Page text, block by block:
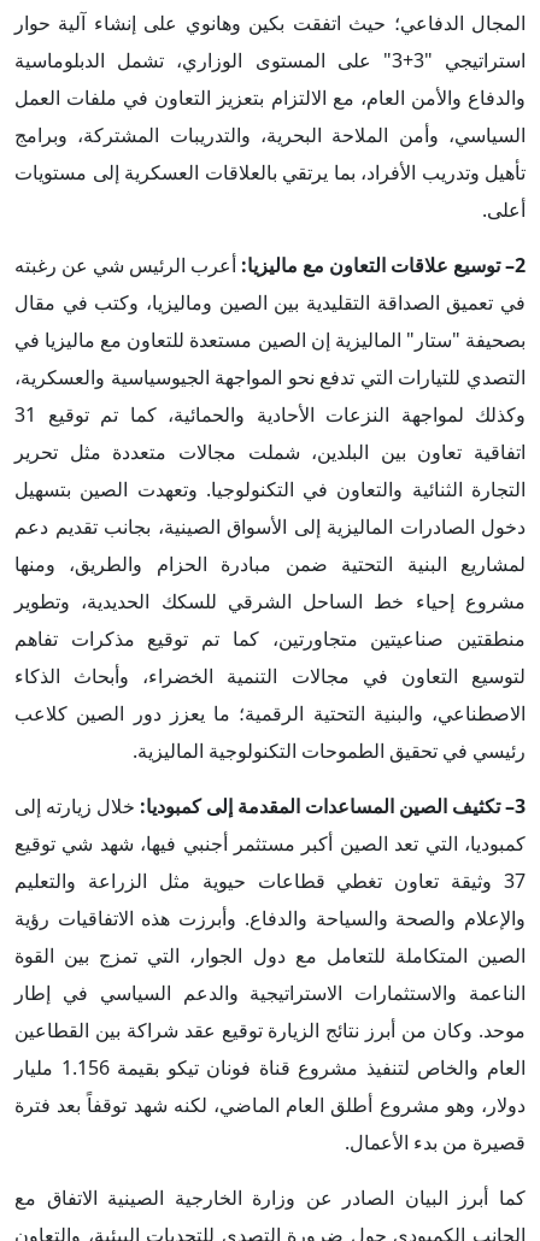
المجال الدفاعي؛ حيث اتفقت بكين وهانوي على إنشاء آلية حوار
استراتيجي "3+3" على المستوى الوزاري، تشمل الدبلوماسية
والدفاع والأمن العام، مع الالتزام بتعزيز التعاون في ملفات العمل
السياسي، وأمن الملاحة البحرية، والتدريبات المشتركة، وبرامج
تأهيل وتدريب الأفراد، بما يرتقي بالعلاقات العسكرية إلى مستويات
أعلى.
2– توسيع علاقات التعاون مع ماليزيا:
أعرب الرئيس شي عن رغبته
في تعميق الصداقة التقليدية بين الصين وماليزيا، وكتب في مقال
بصحيفة "ستار" الماليزية إن الصين مستعدة للتعاون مع ماليزيا في
التصدي للتيارات التي تدفع نحو المواجهة الجيوسياسية والعسكرية،
وكذلك لمواجهة النزعات الأحادية والحمائية، كما تم توقيع 31
اتفاقية تعاون بين البلدين، شملت مجالات متعددة مثل تحرير
التجارة الثنائية والتعاون في التكنولوجيا. وتعهدت الصين بتسهيل
دخول الصادرات الماليزية إلى الأسواق الصينية، بجانب تقديم دعم
لمشاريع البنية التحتية ضمن مبادرة الحزام والطريق، ومنها
مشروع إحياء خط الساحل الشرقي للسكك الحديدية، وتطوير
منطقتين صناعيتين متجاورتين، كما تم توقيع مذكرات تفاهم
لتوسيع التعاون في مجالات التنمية الخضراء، وأبحاث الذكاء
الاصطناعي، والبنية التحتية الرقمية؛ ما يعزز دور الصين كلاعب
رئيسي في تحقيق الطموحات التكنولوجية الماليزية.
3– تكثيف الصين المساعدات المقدمة إلى كمبوديا:
خلال زيارته إلى
كمبوديا، التي تعد الصين أكبر مستثمر أجنبي فيها، شهد شي توقيع
37 وثيقة تعاون تغطي قطاعات حيوية مثل الزراعة والتعليم
والإعلام والصحة والسياحة والدفاع. وأبرزت هذه الاتفاقيات رؤية
الصين المتكاملة للتعامل مع دول الجوار، التي تمزج بين القوة
الناعمة والاستثمارات الاستراتيجية والدعم السياسي في إطار
موحد. وكان من أبرز نتائج الزيارة توقيع عقد شراكة بين القطاعين
العام والخاص لتنفيذ مشروع قناة فونان تيكو بقيمة 1.156 مليار
دولار، وهو مشروع أطلق العام الماضي، لكنه شهد توقفاً بعد فترة
قصيرة من بدء الأعمال.
كما أبرز البيان الصادر عن وزارة الخارجية الصينية الاتفاق مع
الجانب الكمبودي حول ضرورة التصدي للتحديات البيئية، والتعاون